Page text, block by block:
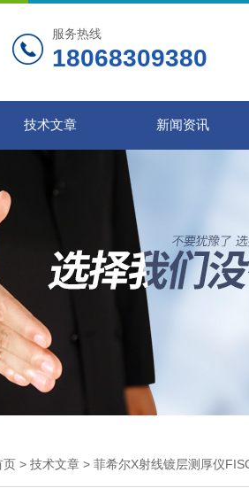
服务热线
18068309380
技术文章 新闻资讯
页 > 技术文章 > 菲希尔X射线镀层测厚仪